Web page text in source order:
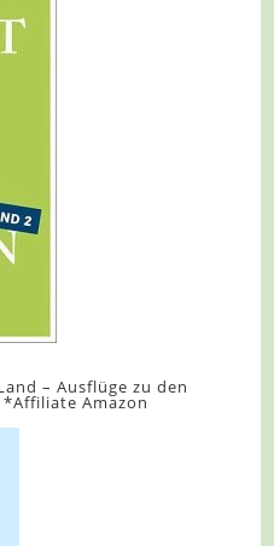
– Ausflüge zu den
Amazon